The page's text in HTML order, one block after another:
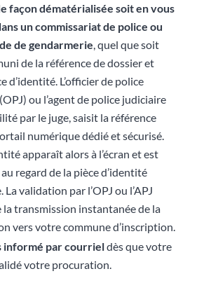
façon dématérialisée soit en vous
un commissariat de police ou
de gendarmerie , quel que soit
de la référence de dossier et
d’identité. L’officier de police
ou l’agent de police judiciaire
par le juge, saisit la référence
numérique dédié et sécurisé.
apparaît alors à l’écran et est
regard de la pièce d’identité
La validation par l’OPJ ou l’APJ
la transmission instantanée de la
vers votre commune d’inscription.
informé par courrieldès que votre
votre procuration.